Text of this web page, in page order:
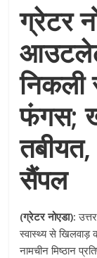
ग्रेटर
निकली
फंगस;
तबीयत,
सैंपल
(ग्रेटर नोएडा):
स्वास्थ्य से खिलवाड़
नामचीन मिष्ठान